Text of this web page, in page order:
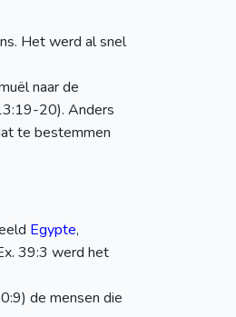
Het werd al snel
naar de
20). Anders
te bestemmen
Egypte,
39:3 werd het
de mensen die